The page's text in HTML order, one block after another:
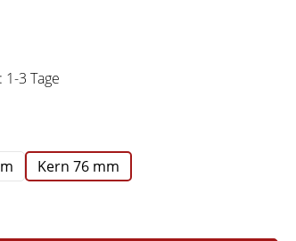
3 Tage
Kern 76 mm
den gewünschten Wert ein